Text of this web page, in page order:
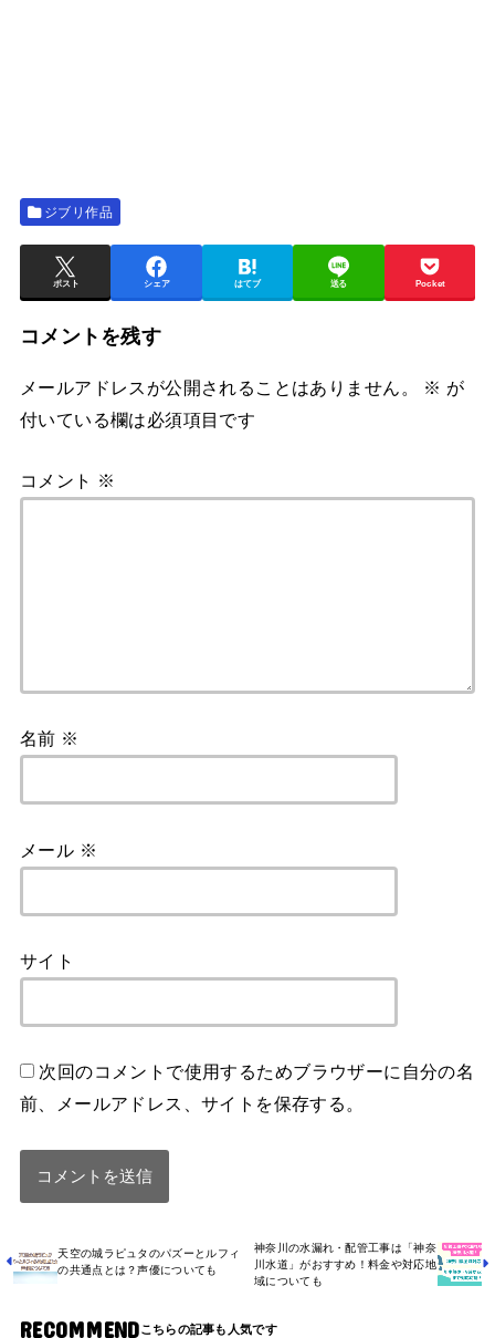
ジブリ作品
ポスト シェア はてブ 送る Pocket
コメントを残す
メールアドレスが公開されることはありません。 ※ が
付いている欄は必須項目です
コメント ※
名前 ※
メール ※
サイト
次回のコメントで使用するためブラウザーに自分の名
前、メールアドレス、サイトを保存する。
天空の城ラピュタのパズーとルフィ
の共通点とは？声優についても
神奈川の水漏れ・配管工事は「神奈
川水道」がおすすめ！料金や対応地
域についても
RECOMMEND